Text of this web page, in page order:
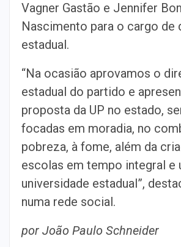
Vagner Gastão e Jennifer
Nascimento para o cargo de
estadual.
“Na ocasião aprovamos o
estadual do partido e
proposta da UP no estado,
focadas em moradia, no
pobreza, à fome, além da
escolas em tempo integral e
universidade estadual”,
numa rede social.
por João Paulo Schneider